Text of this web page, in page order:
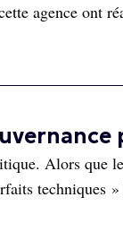
agence ont
Alors que
techniques